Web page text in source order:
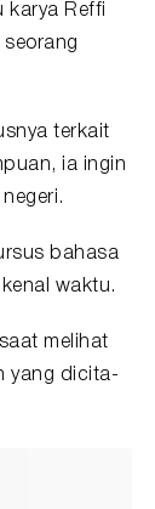
karya Reffi
terkait
ia ingin
bahasa
waktu.
melihat
yang dicita-